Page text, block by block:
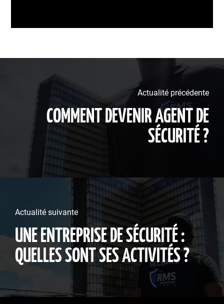
Actualité précédente
COMMENT DEVENIR AGENT DE
SÉCURITÉ ?
Actualité suivante
UNE ENTREPRISE DE SÉCURITÉ :
QUELLES SONT SES ACTIVITÉS ?